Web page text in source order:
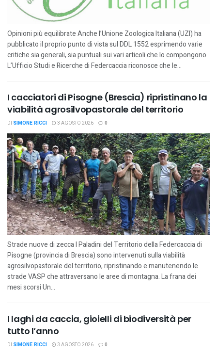
Opinioni più equilibrate Anche l’Unione Zoologica Italiana (UZI) ha
pubblicato il proprio punto di vista sul DDL 1552 esprimendo varie
critiche sia generali, sia puntuali sui vari articoli che lo compongono.
L’Ufficio Studi e Ricerche di Federcaccia riconosce che le...
I cacciatori di Pisogne (Brescia) ripristinano la
viabilità agrosilvopastorale del territorio
DI SIMONE RICCI 3 AGOSTO 2026 0
Strade nuove di zecca I Paladini del Territorio della Federcaccia di
Pisogne (provincia di Brescia) sono intervenuti sulla viabilità
agrosilvopastorale del territorio, ripristinando e manutenendo le
strade VASP che attraversano le aree di montagna. La frana dei
mesi scorsi Un...
I laghi da caccia, gioielli di biodiversità per
tutto l’anno
DI SIMONE RICCI 3 AGOSTO 2026 0